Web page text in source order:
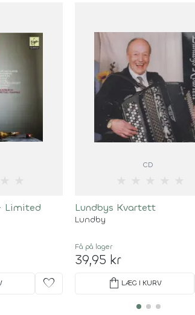
Limited
favorite
CD
Lundbys Kvartett
Lundby
Få på lager
39,95 kr
shopping_bag LÆG I KURV